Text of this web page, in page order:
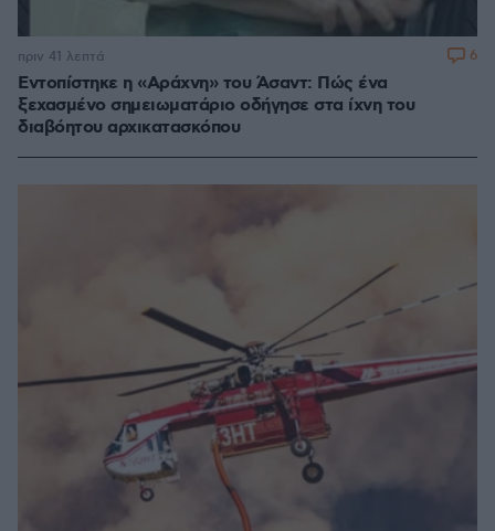
Εντοπίστηκε η «Αράχνη» του Άσαντ: Πώς ένα
ξεχασμένο σημειωματάριο οδήγησε στα ίχνη του
διαβόητου αρχικατασκόπου
πριν 41 λεπτά 6